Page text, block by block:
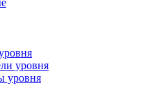
уровня
уровня